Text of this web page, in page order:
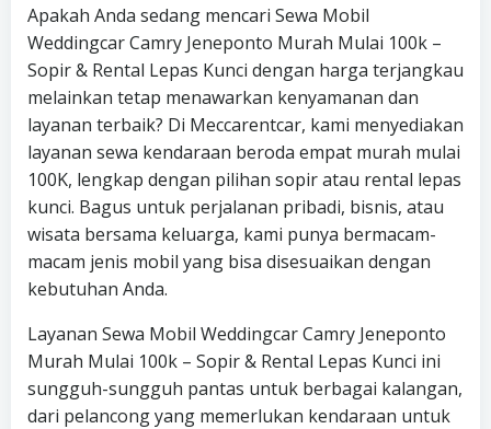
Apakah Anda sedang mencari Sewa Mobil
Weddingcar Camry Jeneponto Murah Mulai 100k –
Sopir & Rental Lepas Kunci dengan harga terjangkau
melainkan tetap menawarkan kenyamanan dan
layanan terbaik? Di Meccarentcar, kami menyediakan
layanan sewa kendaraan beroda empat murah mulai
100K, lengkap dengan pilihan sopir atau rental lepas
kunci. Bagus untuk perjalanan pribadi, bisnis, atau
wisata bersama keluarga, kami punya bermacam-
macam jenis mobil yang bisa disesuaikan dengan
kebutuhan Anda.
Layanan Sewa Mobil Weddingcar Camry Jeneponto
Murah Mulai 100k – Sopir & Rental Lepas Kunci ini
sungguh-sungguh pantas untuk berbagai kalangan,
dari pelancong yang memerlukan kendaraan untuk